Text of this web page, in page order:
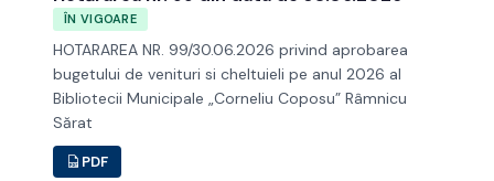
ÎN VIGOARE
HOTARAREA NR. 99/30.06.2026 privind aprobarea
bugetului de venituri si cheltuieli pe anul 2026 al
Bibliotecii Municipale „Corneliu Coposu” Râmnicu
Sărat
PDF